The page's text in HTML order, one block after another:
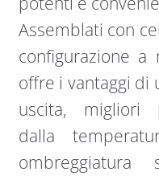
Assemblati con
configurazione
offre i vantaggi di
uscita, migliori
dalla